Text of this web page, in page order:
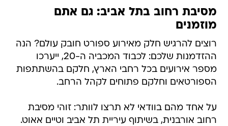
מסיבת רחוב בתל אביב: גם אתם
מוזמנים
רוצים להרגיש חלק מאירוע ספורט חובק עולם? הנה
ההזדמנות שלכם: לכבוד המכביה ה-20, ייערכו
מספר אירועים בכל רחבי הארץ, חלקם בהשתתפות
הספורטאים וחלקם פתוחים לקהל הרחב.
על אחד מהם בוודאי לא תרצו לוותר: זוהי מסיבת
רחוב אורבנית, בשיתוף עיריית תל אביב וטיים אאוט.